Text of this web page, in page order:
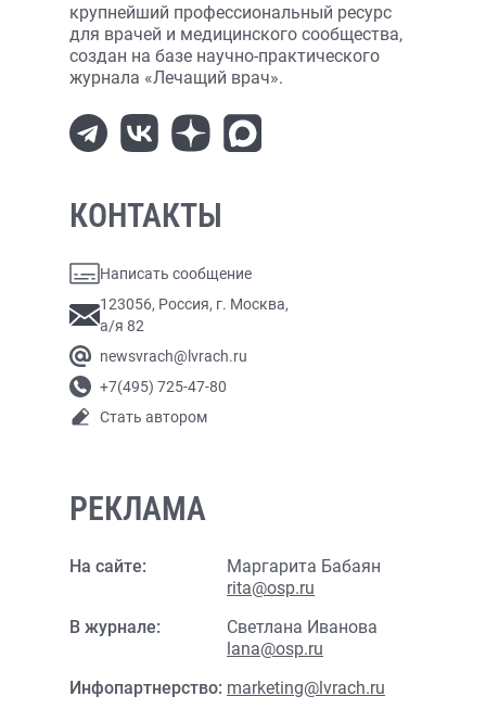
крупнейший профессиональный ресурс
для врачей и медицинского сообщества,
создан на базе научно-практического
журнала «Лечащий врач».
КОНТАКТЫ
Написать сообщение
123056, Россия, г. Москва,
а/я 82
newsvrach@lvrach.ru
+7(495) 725-47-80
Стать автором
РЕКЛАМА
На сайте:
Маргарита Бабаян
rita@osp.ru
В журнале:
Светлана Иванова
lana@osp.ru
Инфопартнерство: marketing@lvrach.ru